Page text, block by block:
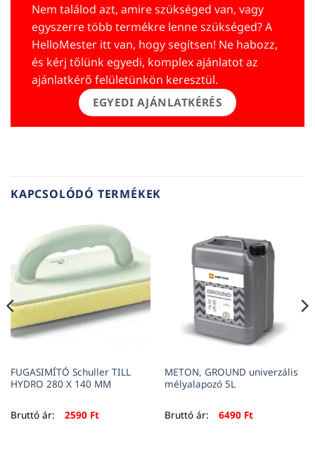
Nem találod azt, amire szükséged van, vagy
egyszerre több termékre lenne szükséged? A
HelloMester itt van, hogy segítsen! Ne habozz,
és kérj tőlünk egyedi, komplex ajánlatot az
ajánlatkérő felületünkön keresztül.
EGYEDI AJÁNLATKÉRÉS
KAPCSOLÓDÓ TERMÉKEK
FUGASIMÍTÓ Schuller TILL
HYDRO 280 X 140 MM
Bruttó ár: 2590 Ft
METON, GROUND univerzális
mélyalapozó 5L
Bruttó ár: 6490 Ft